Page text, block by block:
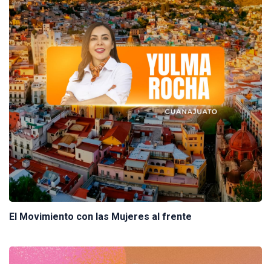
El Movimiento con las Mujeres al frente